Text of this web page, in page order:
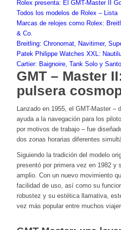
Rolex presenta: El GMT-Master II
Todos los modelos de Rolex – Lista
Marcas de relojes como Rolex:
& Co.
Breitling: Chronomat, Navitimer,
Patek Philippe Watches XXL:
Cartier: Baignoire, Tank Solo y
GMT – Master
pulsera
Lanzado en 1955, el GMT-Master –
ayuda a la navegación para los
por motivos de trabajo – fue
dos zonas horarias diferentes
Siguiendo la tradición del modelo
presentó por primera vez en 1982 y
amplio. Con un nuevo movimiento
facilidad de uso, así como su
robustez y su estética llamativa,
vez más popular entre muchos